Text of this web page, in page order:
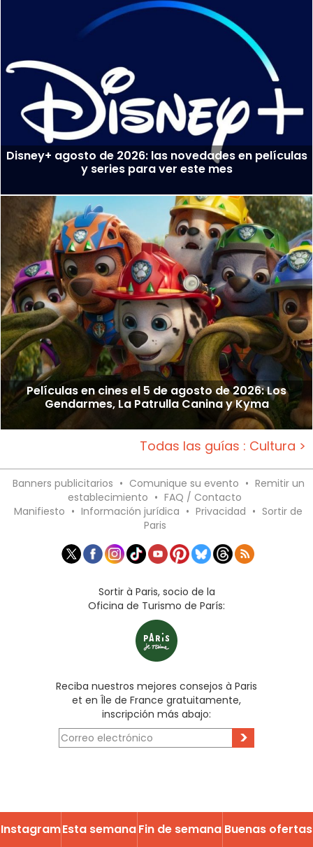
Disney+ agosto de 2026: las novedades en películas
y series para ver este mes
Películas en cines el 5 de agosto de 2026: Los
Gendarmes, La Patrulla Canina y Kyma
Todas las guías : Cultura >
Banners publicitarios • Comunique su evento • Remitir un
establecimiento • FAQ / Contacto
Manifiesto • Información jurídica • Privacidad • Sortir de
Paris
Sortir à Paris, socio de la
Oficina de Turismo de París:
Reciba nuestros mejores consejos à Paris
et en Île de France gratuitamente,
inscripción más abajo:
>
InstagramEsta semanaFin de semana Buenas ofertas